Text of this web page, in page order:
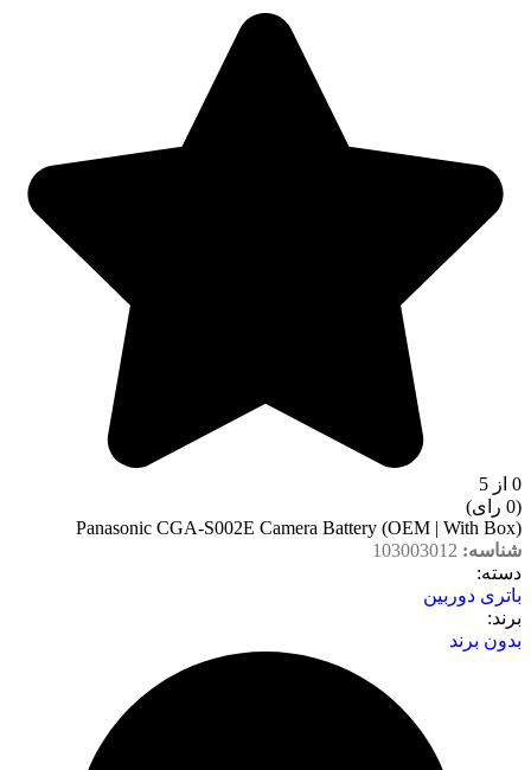
0 از 5
(0 رای)
Panasonic CGA-S002E Camera Battery (OEM | With Box)
شناسه: 103003012
دسته‌:
باتری دوربین
برند:
بدون برند